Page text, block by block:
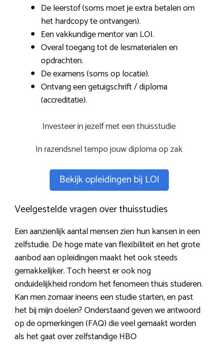
De leerstof (soms moet je extra betalen om
het hardcopy te ontvangen).
Een vakkundige mentor van LOI.
Overal toegang tot de lesmaterialen en
opdrachten.
De examens (soms op locatie).
Ontvang een getuigschrift / diploma
(accreditatie).
Investeer in jezelf met een thuisstudie
In razendsnel tempo jouw diploma op zak
Bekijk opleidingen bij LOI
Veelgestelde vragen over thuisstudies
Een aanzienlijk aantal mensen zien hun kansen in een
zelfstudie. De hoge mate van flexibiliteit en het grote
aanbod aan opleidingen maakt het ook steeds
gemakkelijker. Toch heerst er ook nog
onduidelijkheid rondom het fenomeen thuis studeren.
Kan men zomaar ineens een studie starten, en past
het bij mijn doelen? Onderstaand geven we antwoord
op de opmerkingen (FAQ) die veel gemaakt worden
als het gaat over zelfstandige HBO